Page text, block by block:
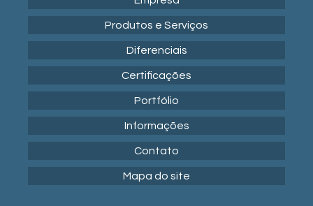
Produtos e Serviços
Diferenciais
Certificações
Portfólio
Informações
Contato
Mapa do site